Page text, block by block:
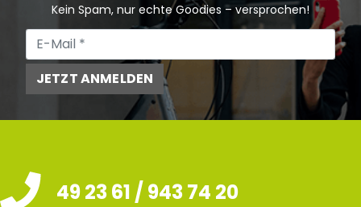
Kein Spam, nur echte Goodies – versprochen!
JETZT ANMELDEN
49 23 61 / 943 74 20